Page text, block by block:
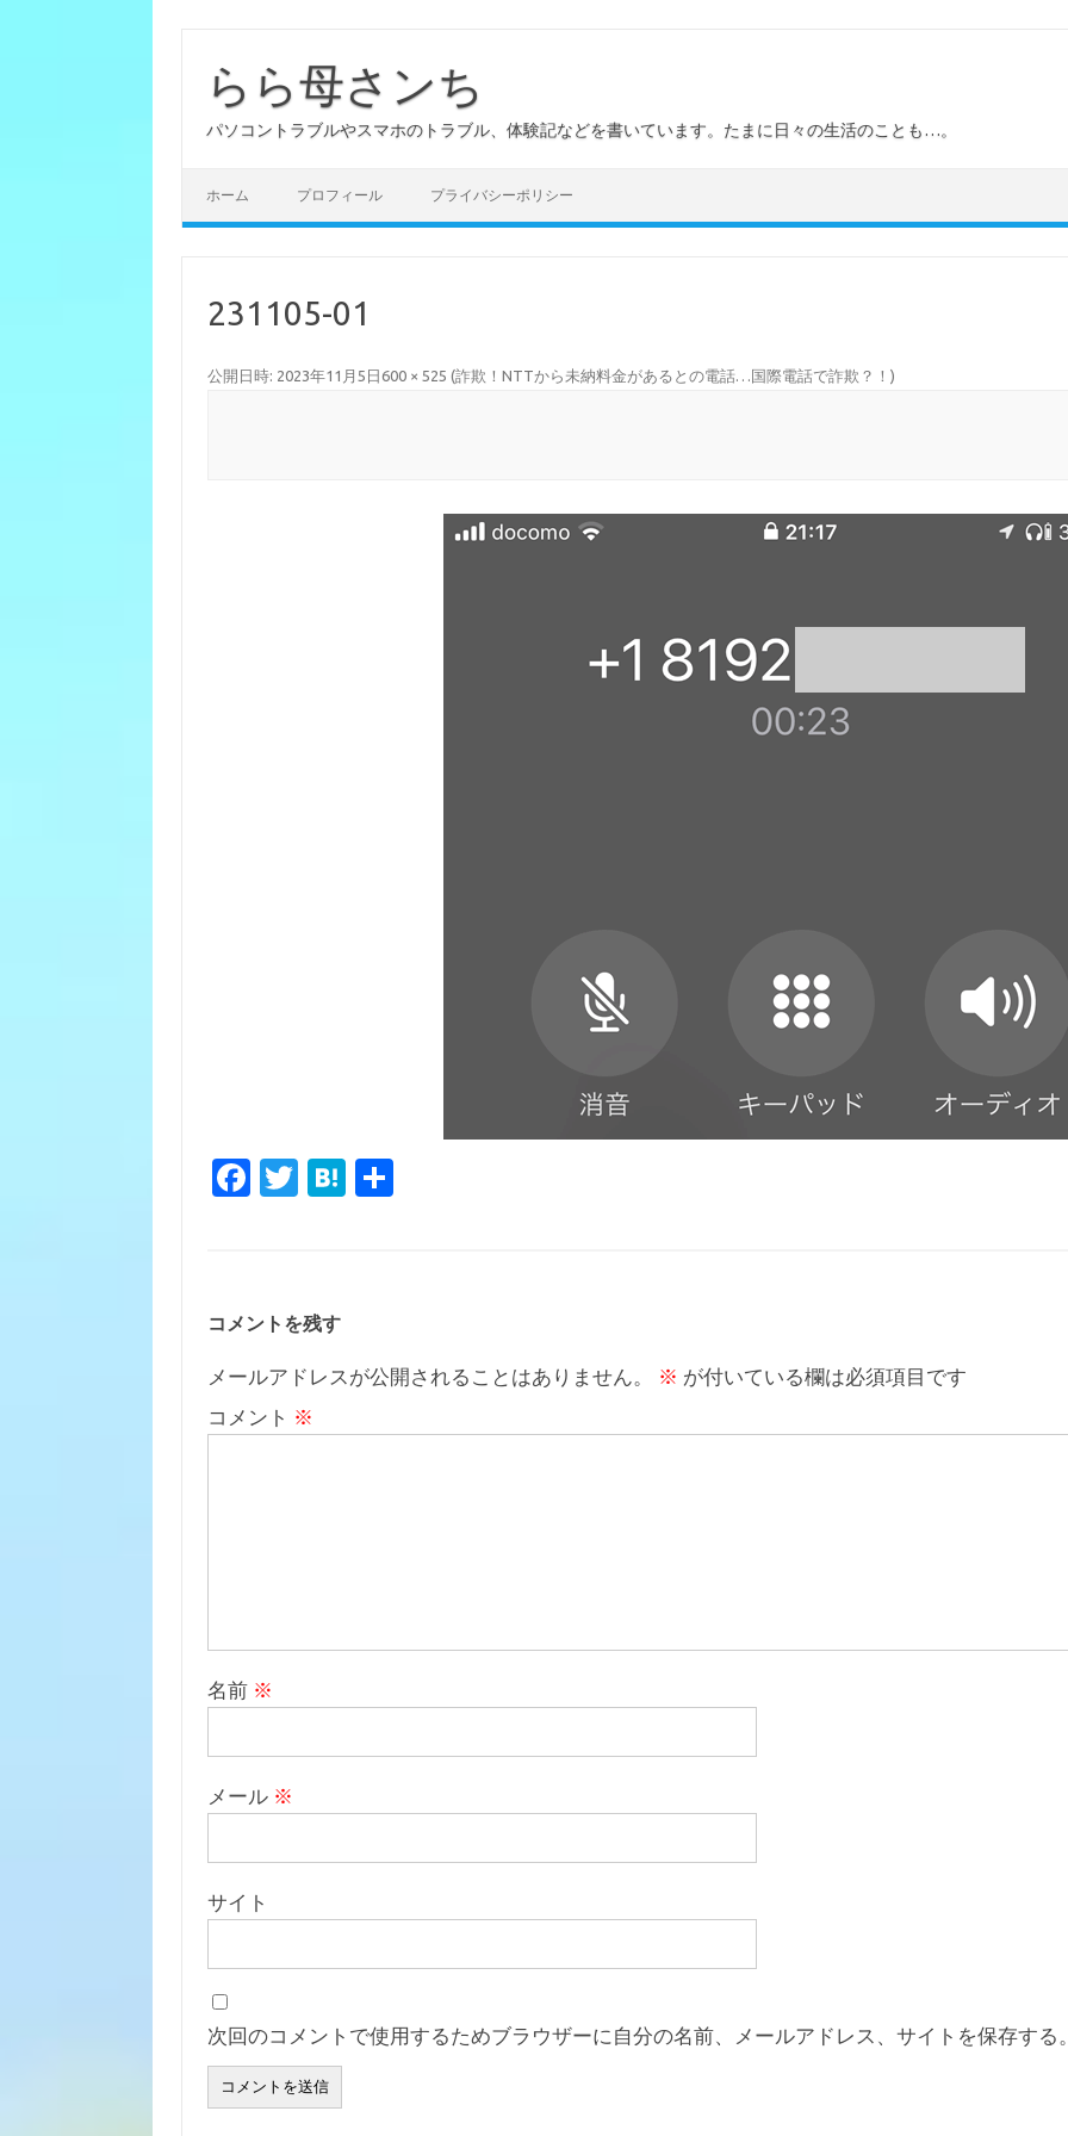
らら母さンち
パソコントラブルやスマホのトラブル、体験記などを書いています。たまに日々の生活のことも…。
ホーム プロフィール プライバシーポリシー
231105-01
公開日時: 2023年11月5日 600 × 525 (詐欺！NTTから未納料金があるとの電話…国際電話で詐欺？！ )
Fa
o
o
k
T
r
H
コメントを残す
メールアドレスが公開されることはありません。 ※ が付いている欄は必須項目です
コメント ※
名前 ※
メール ※
サイト
次回のコメントで使用するためブラウザーに自分の名前、メールアドレス、サイトを保存する